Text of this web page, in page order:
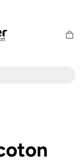
Panier
d'achat